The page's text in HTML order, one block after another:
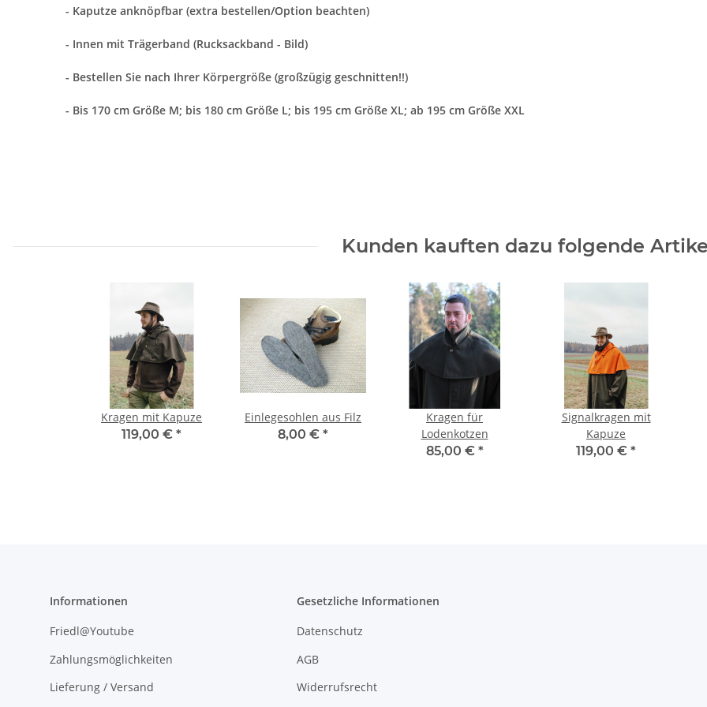
- Kaputze anknöpfbar (extra bestellen/Option beachten)
- Innen mit Trägerband (Rucksackband - Bild)
- Bestellen Sie nach Ihrer Körpergröße (großzügig geschnitten!!)
- Bis 170 cm Größe M; bis 180 cm Größe L; bis 195 cm Größe XL; ab 195 cm Größe XXL
Kunden kauften dazu folgende
Kragen mit Kapuze
119,00 € *
Einlegesohlen aus Filz
8,00 € *
Kragen für
Lodenkotzen
85,00 € *
Signalkragen mit
Kapuze
119,00 € *
Informationen
Friedl@Youtube
Zahlungsmöglichkeiten
Lieferung / Versand
Gesetzliche Informationen
Datenschutz
AGB
Widerrufsrecht